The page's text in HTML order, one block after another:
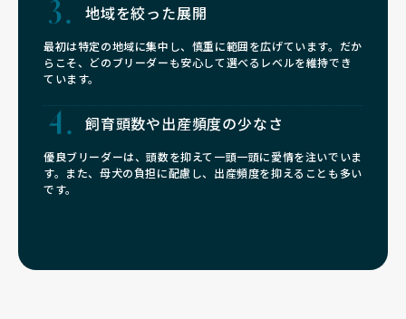
地域を絞った展開
最初は特定の地域に集中し、慎重に範囲を広げています。だか
らこそ、どのブリーダーも安心して選べるレベルを維持でき
ています。
飼育頭数や出産頻度の少なさ
優良ブリーダーは、頭数を抑えて一頭一頭に愛情を注いでいま
す。また、母犬の負担に配慮し、出産頻度を抑えることも多い
です。